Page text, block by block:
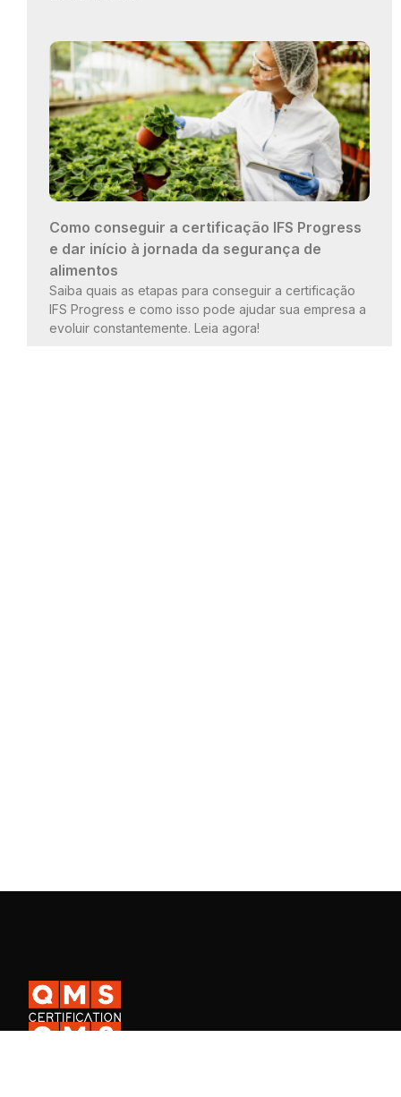
Como conseguir a certificação IFS Progress
e dar início à jornada da segurança de
alimentos
Saiba quais as etapas para conseguir a certificação
IFS Progress e como isso pode ajudar sua empresa a
evoluir constantemente. Leia agora!